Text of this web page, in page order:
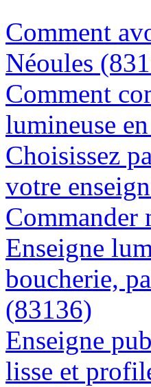
Comment
Néoules
Comment
lumineuse
Choisissez
votre
Commander
Enseigne
boucherie,
(83136)
Enseigne
lisse et